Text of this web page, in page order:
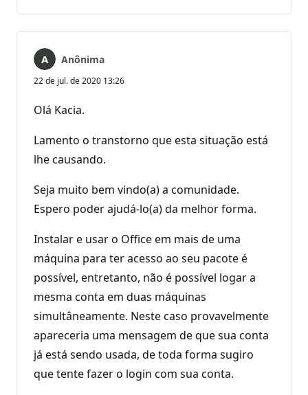
Anônima
22 de jul. de 2020 13:26
Olá Kacia.
Lamento o transtorno que esta situação está
lhe causando.
Seja muito bem vindo(a) a comunidade.
Espero poder ajudá-lo(a) da melhor forma.
Instalar e usar o Office em mais de uma
máquina para ter acesso ao seu pacote é
possível, entretanto, não é possível logar a
mesma conta em duas máquinas
simultâneamente. Neste caso provavelmente
apareceria uma mensagem de que sua conta
já está sendo usada, de toda forma sugiro
que tente fazer o login com sua conta.